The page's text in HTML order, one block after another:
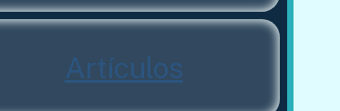
Artículos